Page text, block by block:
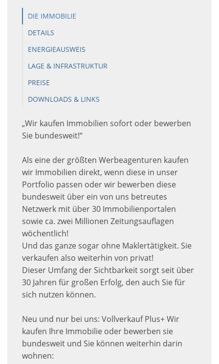
DIE IMMOBILIE
DETAILS
ENERGIEAUSWEIS
LAGE & INFRASTRUKTUR
PREISE
DOWNLOADS & LINKS
„Wir kaufen Immobilien sofort oder bewerben
Sie bundesweit!“
Als eine der größten Werbeagenturen kaufen
wir Immobilien direkt, wenn diese in unser
Portfolio passen oder wir bewerben diese
bundesweit über ein von uns betreutes
Netzwerk mit über 30 Immobilienportalen
sowie ca. zwei Millionen Zeitungsauflagen
wöchentlich!
Und das ganze sogar ohne Maklertätigkeit. Sie
verkaufen also weiterhin von privat!
Dieser Umfang der Sichtbarkeit sorgt seit über
30 Jahren für großen Erfolg, den auch Sie für
sich nutzen können.
Neu und nur bei uns: Vollverkauf Plus+ Wir
kaufen Ihre Immobilie oder bewerben sie
bundesweit und Sie können weiterhin darin
wohnen: